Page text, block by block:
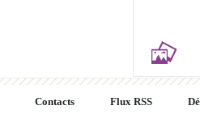
Contacts Flux RSS